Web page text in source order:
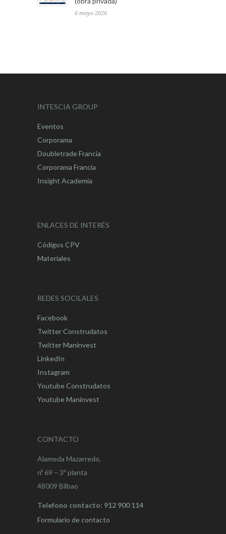
6 mayo 2026
INTESCIA GROUP
Eventos
Corporama
Doubletrade Francia
Corporama Francia
Insight Academia
ENLACES DE INTERÉS
Códigos CPV
Materiales
REDES SOCILALES
Facebook
Twitter Construdatos
Twitter Maninvest
LinkedIn
Instagram
Youtube Construdatos
Youtube Maninvest
CONTACTO
Alameda Mazarredo,
nº 69 – 3ª planta
48009 Bilbao
Telefono contacto: 912 900 114
Formulario de contacto